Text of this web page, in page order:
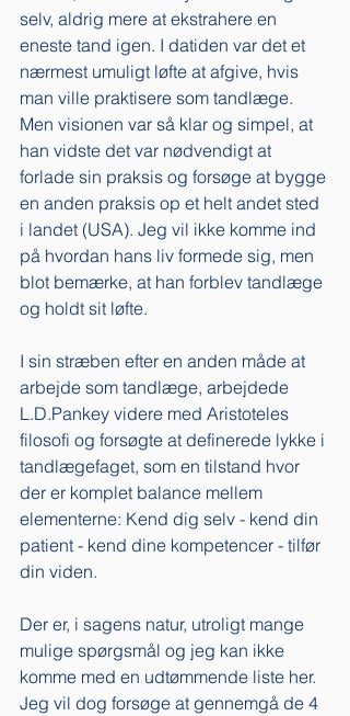
selv, aldrig mere at ekstrahere en
eneste tand igen. I datiden var det et
nærmest umuligt løfte at afgive, hvis
man ville praktisere som tandlæge.
Men visionen var så klar og simpel, at
han vidste det var nødvendigt at
forlade sin praksis og forsøge at bygge
en anden praksis op et helt andet sted
i landet (USA). Jeg vil ikke komme ind
på hvordan hans liv formede sig, men
blot bemærke, at han forblev tandlæge
og holdt sit løfte.
I sin stræben efter en anden måde at
arbejde som tandlæge, arbejdede
L.D.Pankey videre med Aristoteles
filosofi og forsøgte at definerede lykke i
tandlægefaget, som en tilstand hvor
der er komplet balance mellem
elementerne: Kend dig selv - kend din
patient - kend dine kompetencer - tilfør
din viden.
Der er, i sagens natur, utroligt mange
mulige spørgsmål og jeg kan ikke
komme med en udtømmende liste her.
Jeg vil dog forsøge at gennemgå de 4